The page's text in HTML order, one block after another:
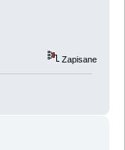
Zapisane